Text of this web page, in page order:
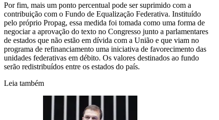
Por fim, mais um ponto percentual pode ser suprimido com a
contribuição com o Fundo de Equalização Federativa. Instituído
pelo próprio Propag, essa medida foi tomada como uma forma de
negociar a aprovação do texto no Congresso junto a parlamentares
de estados que não estão em dívida com a União e que viam no
programa de refinanciamento uma iniciativa de favorecimento das
unidades federativas em débito. Os valores destinados ao fundo
serão redistribuídos entre os estados do país.
Leia também